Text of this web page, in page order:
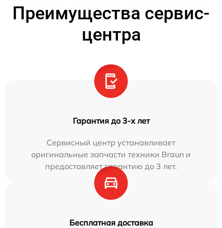
Преимущества сервис-
центра
Гарантия до 3-х лет
Сервисный центр устанавливает
оригинальные запчасти техники Braun и
предоставляет гарантию до 3 лет.
Бесплатная доставка